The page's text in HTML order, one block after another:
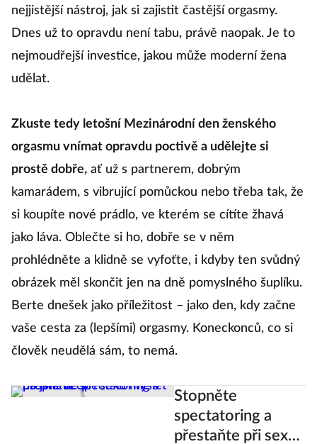
nejjistější nástroj, jak si zajistit častější orgasmy.
Dnes už to opravdu není tabu, právě naopak. Je to
nejmoudřejší investice, jakou může moderní žena
udělat.
Zkuste tedy letošní Mezinárodní den ženského
orgasmu vnímat opravdu poctivě a udělejte si
prostě dobře, ať už s partnerem, dobrým
kamarádem, s vibrující pomůckou nebo třeba tak, že
si koupíte nové prádlo, ve kterém se cítíte žhavá
jako láva. Oblečte si ho, dobře se v něm
prohlédněte a klidně se vyfoťte, i kdyby ten svůdný
obrázek měl skončit jen na dně pomyslného šuplíku.
Berte dnešek jako příležitost – jako den, kdy začne
vaše cesta za (lepšími) orgasmy. Koneckonců, co si
člověk neudělá sám, to nemá.
Stopněte
spectatoring a
přestaňte při sexu